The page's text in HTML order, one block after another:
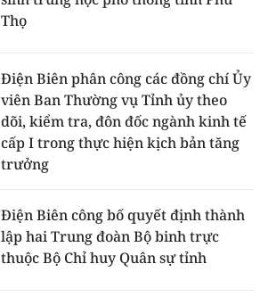
Thọ
Điện Biên phân công các đồng chí Ủy
viên Ban Thường vụ Tỉnh ủy theo
dõi, kiểm tra, đôn đốc ngành kinh tế
cấp I trong thực hiện kịch bản tăng
trưởng
Điện Biên công bố quyết định thành
lập hai Trung đoàn Bộ binh trực
thuộc Bộ Chỉ huy Quân sự tỉnh